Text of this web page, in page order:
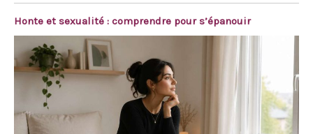
Honte et sexualité : comprendre pour s’épanouir